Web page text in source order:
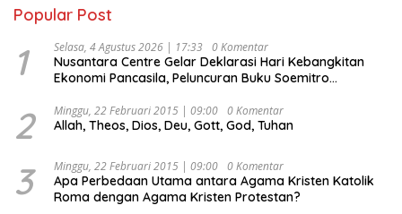
Popular Post
1 Selasa, 4 Agustus 2026 | 17:33 0 Komentar
Nusantara Centre Gelar Deklarasi Hari Kebangkitan
Ekonomi Pancasila, Peluncuran Buku Soemitro
Ekonomi Politik Indonesia) & Simposium Nasional
“Urgensi Undang-Undang Perekonomian Nasional dan
Indonesia Emas 2045”,
2 Minggu, 22 Februari 2015 | 09:00 0 Komentar
Allah, Theos, Dios, Deu, Gott, God, Tuhan
3 Minggu, 22 Februari 2015 | 09:00 0 Komentar
Apa Perbedaan Utama antara Agama Kristen Katolik
Roma dengan Agama Kristen Protestan?